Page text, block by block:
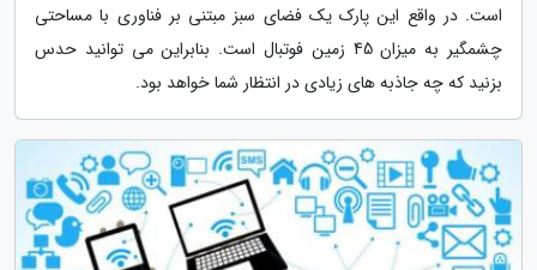
است. در واقع این پارک یک فضای سبز مبتنی بر فناوری با مساحتی
چشمگیر به میزان 45 زمین فوتبال است. بنابراین می توانید حدس
بزنید که چه جاذبه های زیادی در انتظار شما خواهد بود.